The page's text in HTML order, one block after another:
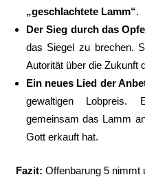
„geschlachtete Lamm“.
Der Sieg durch das
das Siegel zu brechen.
Autorität über die Zukunft
Ein neues Lied der
gewaltigen Lobpreis.
gemeinsam das Lamm
Gott erkauft hat.
Fazit: Offenbarung 5 nimmt